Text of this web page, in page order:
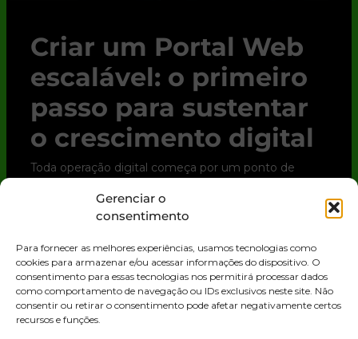
Gerenciar o
consentimento
Para fornecer as melhores experiências, usamos tecnologias como
cookies para armazenar e/ou acessar informações do dispositivo. O
consentimento para essas tecnologias nos permitirá processar dados
como comportamento de navegação ou IDs exclusivos neste site. Não
consentir ou retirar o consentimento pode afetar negativamente certos
recursos e funções.
Criar um Portal Web
escalável: o primeiro
passo para sustentar
o crescimento digital
Toda operação digital começa por um ponto de
interno, esse ponto quase sempre é o Portal Web.
Trata-se de uma solução digital que
LEIA MAIS »